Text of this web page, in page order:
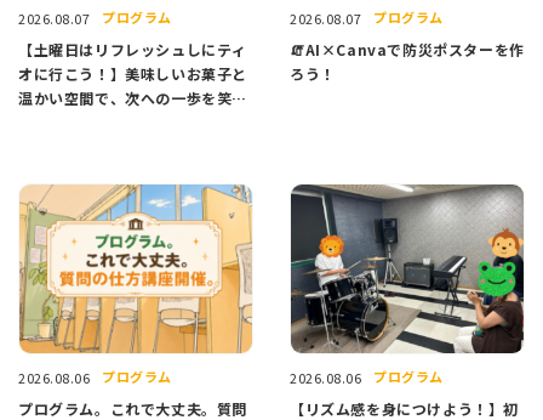
2026.08.07 プログラム
【土曜日はリフレッシュしにティ
オに行こう！】美味しいお菓子と
温かい空間で、次への一歩を笑顔
2026.08.07 プログラム
🧯AI×Canvaで防災ポスターを作
ろう！
2026.08.06 プログラム
プログラム。これで大丈夫。質問
2026.08.06 プログラム
【リズム感を身につけよう！】初